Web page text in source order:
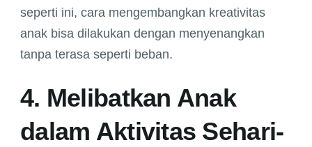
seperti ini, cara mengembangkan kreativitas
anak bisa dilakukan dengan menyenangkan
tanpa terasa seperti beban.
4. Melibatkan Anak
dalam Aktivitas Sehari-